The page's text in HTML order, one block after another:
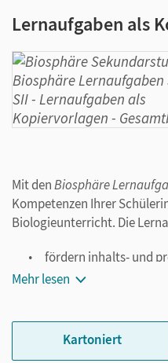
Lernaufgaben als
Mit denBiosphäre
Kompetenzen Ihrer
Biologieunterricht. Die
fördern inhalts- und
in den Bereichen
und der
Mehr lesen
Kartoniert